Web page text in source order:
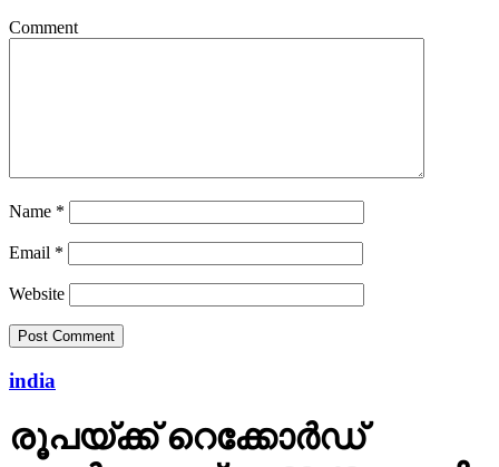
Email*
Website
india
രൂപയ്ക്ക് റെക്കോര്‍ഡ്
തകര്‍ച്ച; മൂല്യം 89.48 ആയി
ഇടിഞ്ഞു